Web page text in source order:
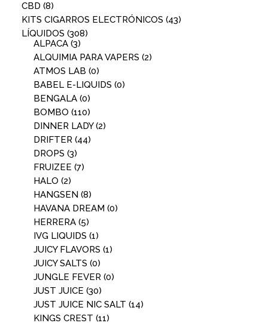
CBD (8)
KITS CIGARROS ELECTRÓNICOS (43)
LÍQUIDOS (308)
ALPACA (3)
ALQUIMIA PARA VAPERS (2)
ATMOS LAB (0)
BABEL E-LIQUIDS (0)
BENGALA (0)
BOMBO (110)
DINNER LADY (2)
DRIFTER (44)
DROPS (3)
FRUIZEE (7)
HALO (2)
HANGSEN (8)
HAVANA DREAM (0)
HERRERA (5)
IVG LIQUIDS (1)
JUICY FLAVORS (1)
JUICY SALTS (0)
JUNGLE FEVER (0)
JUST JUICE (30)
JUST JUICE NIC SALT (14)
KINGS CREST (11)